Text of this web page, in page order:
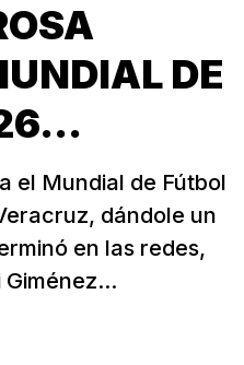
DE
el Mundial de Fútbol
dándole un
en las redes,